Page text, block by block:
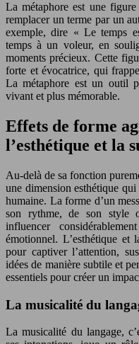
La métaphore est une
remplacer un terme par un
exemple, dire « Le temps
temps à un voleur, en
moments précieux. Cette
forte et évocatrice, qui
La métaphore est un outil
vivant et plus mémorable.
Effets de forme
l’esthétique et la
Au-delà de sa fonction
une dimension esthétique
humaine. La forme d’un
son rythme, de son style
influencer
émotionnel. L’esthétique et
pour captiver l’attention,
idées de manière subtile et
essentiels pour créer un
La musicalité du
La musicalité du langage,